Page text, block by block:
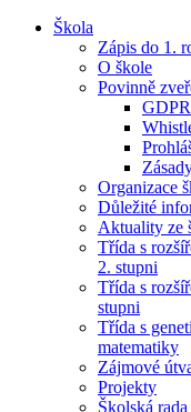
Škola
Zápis do 1.
O škole
Povinně
GDPR
Organizace
Důležité
Aktuality ze
Třída s
2. stupni
Třída s
stupni
Třída s
matematiky
Zájmové
Projekty
Školská rada